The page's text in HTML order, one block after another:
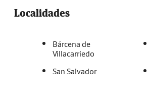
Localidades
Bárcena de
Villacarriedo
San Salvador